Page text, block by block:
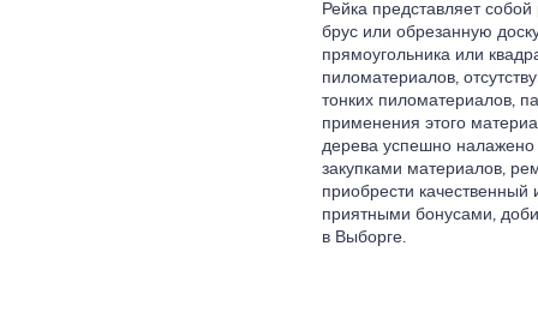
Рейка представляет
брус или обрезанную
прямоугольника или
пиломатериалов,
тонких пиломатериалов,
применения этого
дерева успешно налажено
закупками материалов,
приобрести качественный
приятными бонусами,
в Выборге.